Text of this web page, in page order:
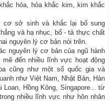
hỏa, hỏa khắc kim, kim khắc
cơ sở sinh và khắc lại bổ sung
và hạ nhục, bổ - tả thực chất
nguyên lý cơ bản nói trên.
nguyên lý cơ bản của ngũ hành
đến nhiều lĩnh vực hoạt động
cũng như một số quốc gia và
như Việt Nam, Nhật Bản, Hàn
Loan, Hồng Kông, Singapore... từ
nhiều lĩnh vực như hôn nhân